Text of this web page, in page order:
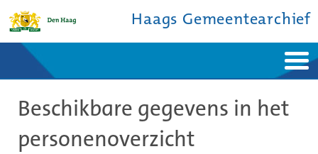
Haags Gemeentearchief
Ontdek de stad
De studiezaal
Bronnen en collecties
Contact
Beschikbare gegevens in het
personenoverzicht